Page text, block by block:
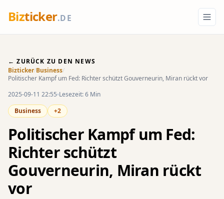
Bizticker.DE
← ZURÜCK ZU DEN NEWS
Bizticker/Business/
Politischer Kampf um Fed: Richter schützt Gouverneurin, Miran rückt vor
2025-09-11 22:55 Lesezeit: 6 Min
Business
+2
Politischer Kampf um Fed:
Richter schützt
Gouverneurin, Miran rückt
vor